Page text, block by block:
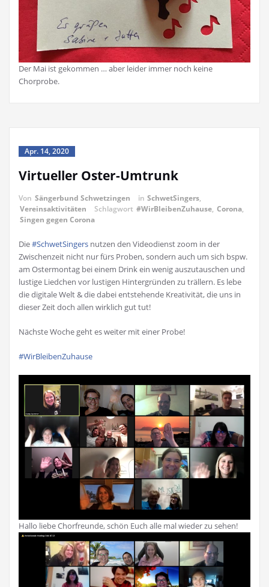
Der Mai ist gekommen … aber leider immer noch keine
Chorprobe.
Apr. 14, 2020
Virtueller Oster-Umtrunk
Von Sängerbund Schwetzingen in SchwetSingers,
Vereinsaktivitäten
Schlagwort #WirBleibenZuhause, Corona,
Singen gegen Corona
Die#SchwetSingers nutzen den Videodienst zoom in der
Zwischenzeit nicht nur fürs Proben, sondern auch um sich bspw.
am Ostermontag bei einem Drink ein wenig auszutauschen und
lustige Liedchen vor lustigen Hintergründen zu trällern. Es lebe
die digitale Welt & die dabei entstehende Kreativität, die uns in
dieser Zeit doch allen wirklich gut tut!
Nächste Woche geht es weiter mit einer Probe!
#WirBleibenZuhause
Hallo liebe Chorfreunde, schön Euch alle mal wieder zu sehen!